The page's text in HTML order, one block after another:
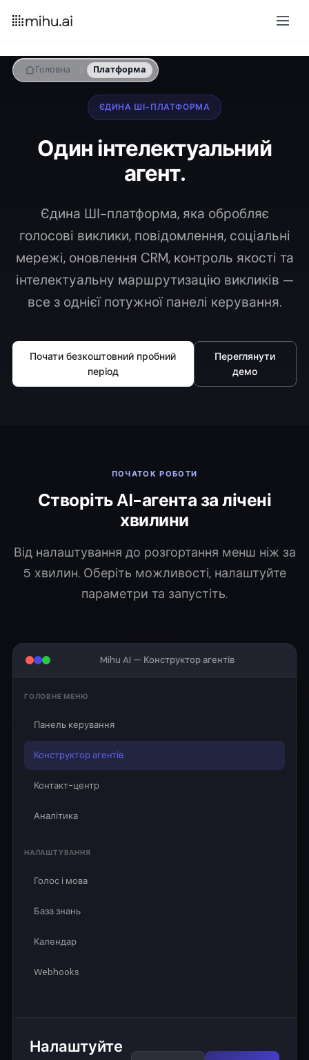
Головна Платформа
ЄДИНА ШІ-ПЛАТФОРМА
Один інтелектуальний
агент.
Єдина ШІ-платформа, яка обробляє
голосові виклики, повідомлення, соціальні
мережі, оновлення CRM, контроль якості та
інтелектуальну маршрутизацію викликів —
все з однієї потужної панелі керування.
Почати безкоштовний пробний
період
Переглянути
демо
ПОЧАТОК РОБОТИ
Створіть AI-агента за лічені
хвилини
Від налаштування до розгортання менш ніж за
5 хвилин. Оберіть можливості, налаштуйте
параметри та запустіть.
Mihu AI — Конструктор агентів
ГОЛОВНЕ МЕНЮ
Панель керування
Конструктор агентів
Контакт-центр
Аналітика
НАЛАШТУВАННЯ
Голос і мова
База знань
Календар
Webhooks
Налаштуйте